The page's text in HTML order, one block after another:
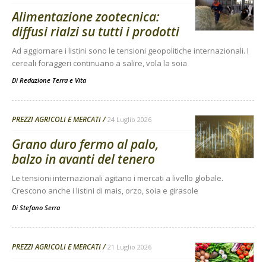
Alimentazione zootecnica:
diffusi rialzi su tutti i prodotti
Ad aggiornare i listini sono le tensioni geopolitiche internazionali. I
cereali foraggeri continuano a salire, vola la soia
Di Redazione Terra e Vita
PREZZI AGRICOLI E MERCATI 24 Luglio 2026
Grano duro fermo al palo,
balzo in avanti del tenero
Le tensioni internazionali agitano i mercati a livello globale.
Crescono anche i listini di mais, orzo, soia e girasole
Di Stefano Serra
PREZZI AGRICOLI E MERCATI 21 Luglio 2026